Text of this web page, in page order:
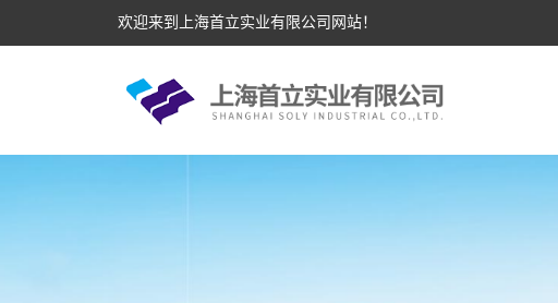
欢迎来到上海首立实业有限公司网站！